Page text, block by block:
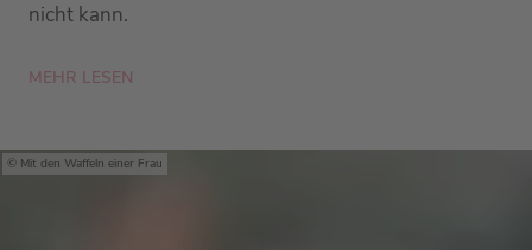
nicht kann.
MEHR LESEN
Mit den Waffeln einer Frau